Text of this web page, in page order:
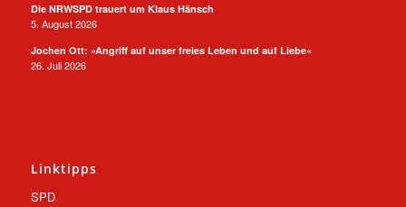
Die NRWSPD trauert um Klaus Hänsch
5. August 2026
Jochen Ott: »Angriff auf unser freies Leben und auf Liebe«
26. Juli 2026
Linktipps
SPD